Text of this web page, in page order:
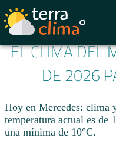
EL CLIMA DEL
DE 2026
Hoy en Mercedes: clima
temperatura actual es de
una mínima de 10°C.​